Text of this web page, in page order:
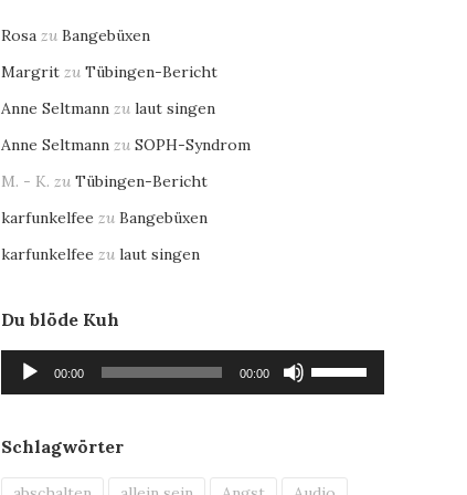
Rosa zuBangebüxen
Margrit zuTübingen-Bericht
Anne Seltmann zulaut singen
Anne Seltmann zuSOPH-Syndrom
M. - K. zuTübingen-Bericht
karfunkelfee zuBangebüxen
karfunkelfee zulaut singen
Du blöde Kuh
Audio-
Player
00:00 00:00
Lautstärke
Schlagwörter